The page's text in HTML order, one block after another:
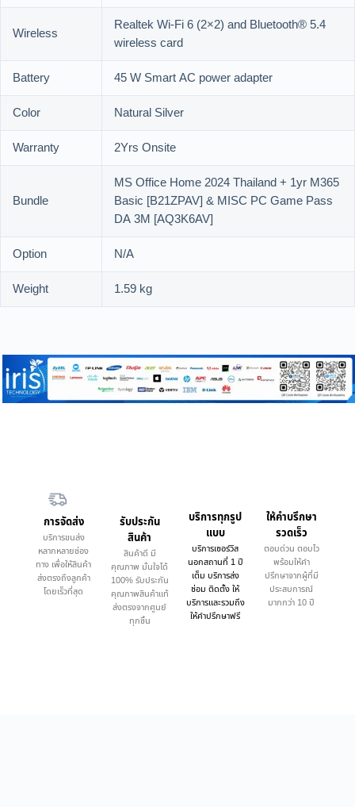
Wireless
Realtek Wi-Fi 6 (2×2) and Bluetooth® 5.4
wireless card
Battery
45 W Smart AC power adapter
Color
Natural Silver
Warranty
2Yrs Onsite
Bundle
MS Office Home 2024 Thailand + 1yr M365
Basic [B21ZPAV] & MISC PC Game Pass
DA 3M [AQ3K6AV]
Option
N/A
Weight
1.59 kg
การจัดส่ง
บริการขนส่ง
หลากหลายช่อง
ทาง เพื่อให้สินค้า
ส่งตรงถึงลูกค้า
โดยเร็วที่สุด
รับประกัน
สินค้า
สินค้าดี มี
คุณภาพ มั่นใจได้
100% รับประกัน
คุณภาพสินค้าแท้
ส่งตรงจากศูนย์
ทุกชิ้น
บริการทุกรูป
แบบ
บริการเซอร์วิส
นอกสถานที่ 1 ปี
เต็ม บริการส่ง
ซ่อม ติดตั้ง ให้
บริการและรวมถึง
ให้คำปรึกษาฟรี
ให้คำบรึกษา
รวดเร็ว
ตอบด่วน ตอบไว
พร้อมให้คำ
ปรึกษาจากผู้ที่มี
ประสบการณ์
มากกว่า 10 ปี